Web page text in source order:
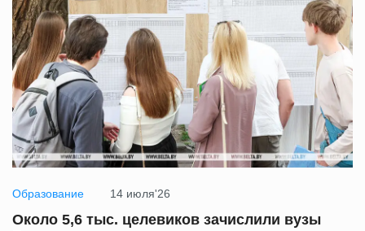
Образование 14 июля'26
Около 5,6 тыс. целевиков зачислили вузы